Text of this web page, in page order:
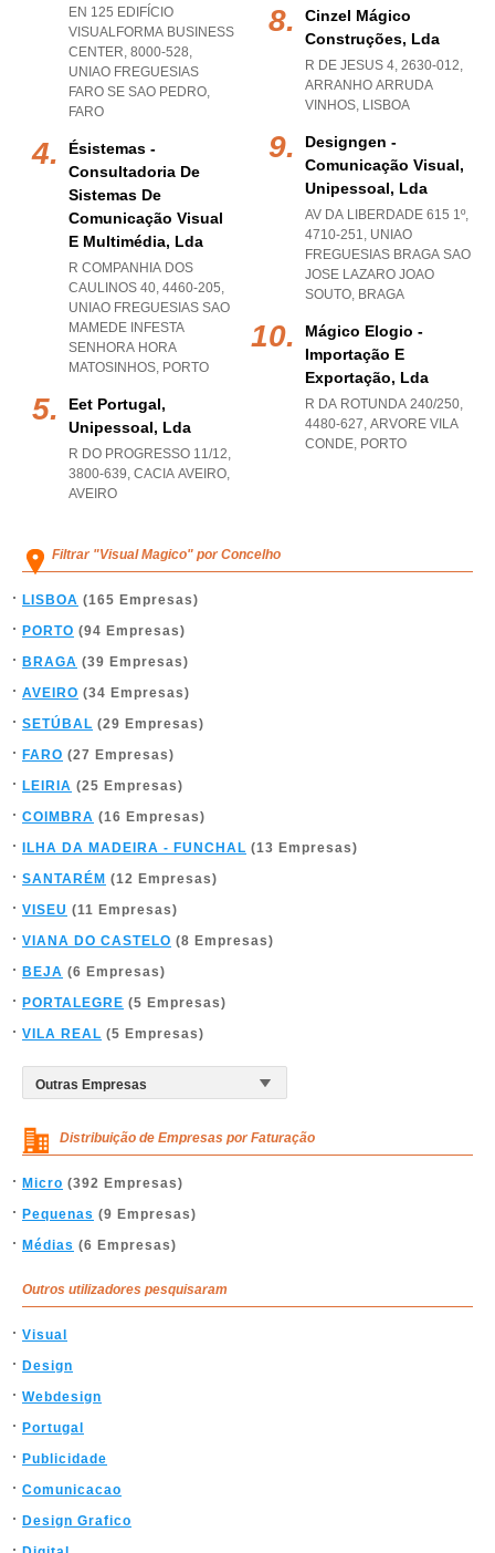
EN 125 EDIFÍCIO
VISUALFORMA BUSINESS
CENTER, 8000-528,
UNIAO FREGUESIAS
FARO SE SAO PEDRO,
FARO
Ésistemas -
Consultadoria De
Sistemas De
Comunicação Visual
E Multimédia, Lda
R COMPANHIA DOS
CAULINOS 40, 4460-205,
UNIAO FREGUESIAS SAO
MAMEDE INFESTA
SENHORA HORA
MATOSINHOS, PORTO
Eet Portugal,
Unipessoal, Lda
R DO PROGRESSO 11/12,
3800-639, CACIA AVEIRO,
AVEIRO
Cinzel Mágico
Construções, Lda
R DE JESUS 4, 2630-012,
ARRANHO ARRUDA
VINHOS, LISBOA
Designgen -
Comunicação Visual,
Unipessoal, Lda
AV DA LIBERDADE 615 1º,
4710-251, UNIAO
FREGUESIAS BRAGA SAO
JOSE LAZARO JOAO
SOUTO, BRAGA
Mágico Elogio -
Importação E
Exportação, Lda
R DA ROTUNDA 240/250,
4480-627, ARVORE VILA
CONDE, PORTO
Filtrar "Visual Magico" por Concelho
LISBOA (165 Empresas)
PORTO (94 Empresas)
BRAGA (39 Empresas)
AVEIRO (34 Empresas)
SETÚBAL (29 Empresas)
FARO (27 Empresas)
LEIRIA (25 Empresas)
COIMBRA (16 Empresas)
ILHA DA MADEIRA - FUNCHAL (13 Empresas)
SANTARÉM (12 Empresas)
VISEU (11 Empresas)
VIANA DO CASTELO (8 Empresas)
BEJA (6 Empresas)
PORTALEGRE (5 Empresas)
VILA REAL (5 Empresas)
Distribuição de Empresas por Faturação
Micro (392 Empresas)
Pequenas (9 Empresas)
Médias (6 Empresas)
Outros utilizadores pesquisaram
Visual
Design
Webdesign
Portugal
Publicidade
Comunicacao
Design Grafico